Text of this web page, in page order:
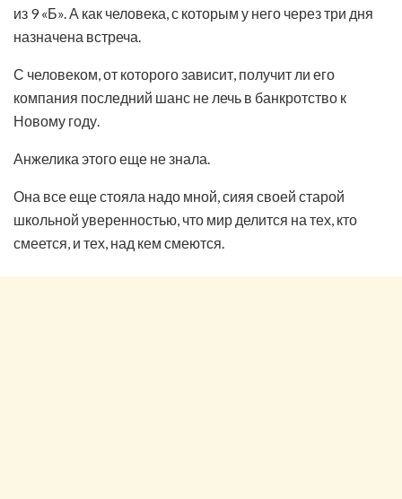
из 9 «Б». А как человека, с которым у него через три дня
назначена встреча.
С человеком, от которого зависит, получит ли его
компания последний шанс не лечь в банкротство к
Новому году.
Анжелика этого еще не знала.
Она все еще стояла надо мной, сияя своей старой
школьной уверенностью, что мир делится на тех, кто
смеется, и тех, над кем смеются.